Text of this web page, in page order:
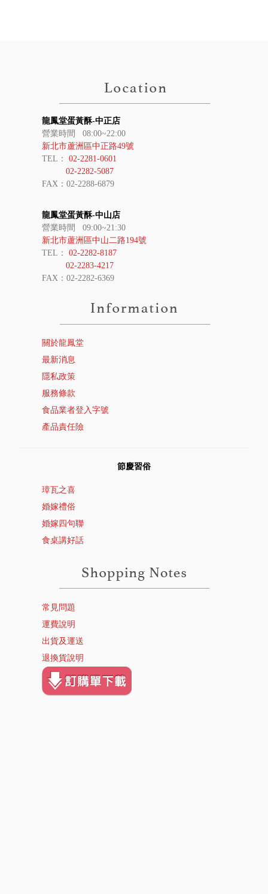
龍鳳堂蛋黃酥-中正店
營業時間 08:00~22:00
新北市蘆洲區中正路49號
TEL： 02-2281-0601
02-2282-5087
FAX：02-2288-6879
龍鳳堂蛋黃酥-中山店
營業時間 09:00~21:30
新北市蘆洲區中山二路194號
TEL： 02-2282-8187
02-2283-4217
FAX：02-2282-6369
關於龍鳳堂
最新消息
隱私政策
服務條款
食品業者登入字號
產品責任險
節慶習俗
璋瓦之喜
婚嫁禮俗
婚嫁四句聯
食桌講好話
常見問題
運費說明
出貨及運送
退換貨說明